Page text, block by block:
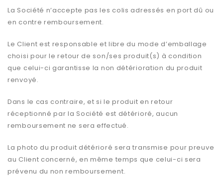
La Société n’accepte pas les colis adressés en port dû ou
en contre remboursement.
Le Client est responsable et libre du mode d’emballage
choisi pour le retour de son/ses produit(s) à condition
que celui-ci garantisse la non détérioration du produit
renvoyé.
Dans le cas contraire, et si le produit en retour
réceptionné par la Société est détérioré, aucun
remboursement ne sera effectué.
La photo du produit détérioré sera transmise pour preuve
au Client concerné, en même temps que celui-ci sera
prévenu du non remboursement.